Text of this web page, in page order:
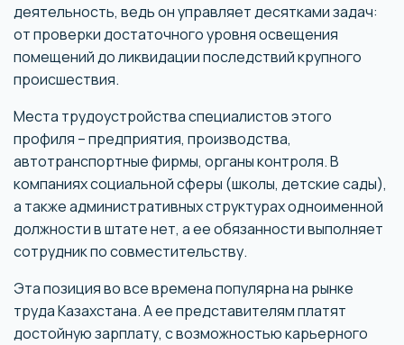
деятельность, ведь он управляет десятками задач:
от проверки достаточного уровня освещения
помещений до ликвидации последствий крупного
происшествия.
Места трудоустройства специалистов этого
профиля – предприятия, производства,
автотранспортные фирмы, органы контроля. В
компаниях социальной сферы (школы, детские сады),
а также административных структурах одноименной
должности в штате нет, а ее обязанности выполняет
сотрудник по совместительству.
Эта позиция во все времена популярна на рынке
труда Казахстана. А ее представителям платят
достойную зарплату, с возможностью карьерного